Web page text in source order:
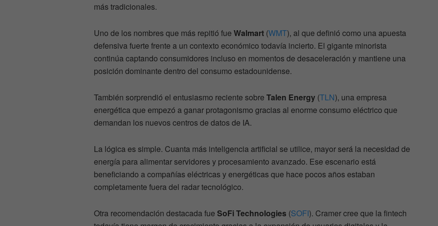
más tradicionales.
Uno de los nombres que más repitió fue Walmart (WMT), al que definió como una apuesta
defensiva fuerte frente a un contexto económico todavía incierto. El gigante minorista
continúa captando consumidores incluso en momentos de desaceleración y mantiene una
posición dominante dentro del consumo estadounidense.
También sorprendió el entusiasmo reciente sobre Talen Energy (TLN), una empresa
energética que empezó a ganar protagonismo gracias al enorme consumo eléctrico que
demandan los nuevos centros de datos de IA.
La lógica es simple. Cuanta más inteligencia artificial se utilice, mayor será la necesidad de
energía para alimentar servidores y procesamiento avanzado. Ese escenario está
beneficiando a compañías eléctricas y energéticas que hace pocos años estaban
completamente fuera del radar tecnológico.
Otra recomendación destacada fue SoFi Technologies (SOFI). Cramer cree que la fintech